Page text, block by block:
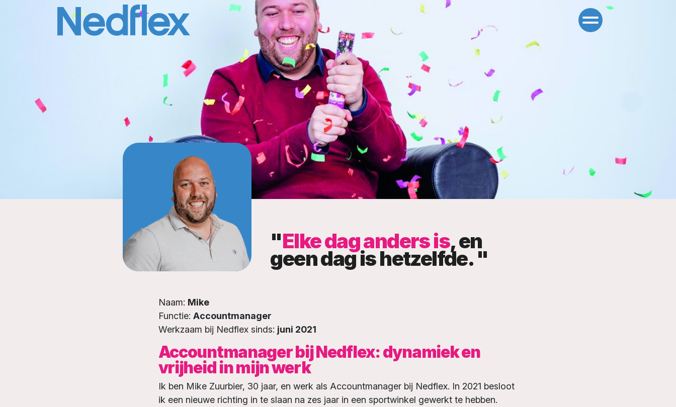
"Elke dag anders is, en
geen dag is hetzelfde. "
Naam: Mike
Functie: Accountmanager
Werkzaam bij Nedflex sinds: juni 2021
Accountmanager bij Nedflex: dynamiek en
vrijheid in mijn werk
Ik ben Mike Zuurbier, 30 jaar, en werk als Accountmanager bij Nedflex. In 2021 besloot
ik een nieuwe richting in te slaan na zes jaar in een sportwinkel gewerkt te hebben.